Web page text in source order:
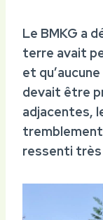
Le BMKG a
terre avait
et
devait être
adjacentes,
ressenti